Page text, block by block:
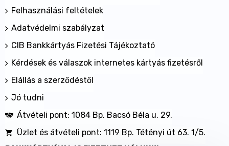
Nettó tömeg 42,5 g
Felhasználási feltételek
Adatvédelmi szabályzat
CIB Bankkártyás Fizetési Tájékoztató
Kérdések és válaszok internetes kártyás fizetésről
Elállás a szerződéstől
Jó tudni
Átvételi pont: 1084 Bp. Bacsó Béla u. 29.
Üzlet és átvételi pont: 1119 Bp. Tétényi út 63. 1/5.